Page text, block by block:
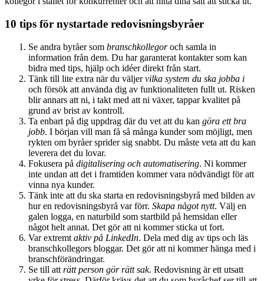
10 tips för nystartade redovisningsbyråer
Se andra byråer som branschkollegoroch samla in
information från dem. Du har garanterat kontakter som kan
bidra med tips, hjälp och idéer direkt från start.
Tänk till lite extra när du väljervilka system du ska jobba i
och försök att använda dig av funktionaliteten fullt ut. Risken
blir annars att ni, i takt med att ni växer, tappar kvalitet på
grund av brist av kontroll.
Ta enbart på dig uppdrag där du vet att du kan göra ett bra
jobb. I början vill man få så många kunder som möjligt, men
rykten om byråer sprider sig snabbt. Du måste veta att du kan
leverera det du lovar.
Fokusera på digitalisering och automatisering. Ni kommer
inte undan att det i framtiden kommer vara nödvändigt för att
vinna nya kunder.
Tänk inte att du ska starta en redovisningsbyrå med bilden av
hur en redovisningsbyrå var förr. Skapa något nytt. Välj en
galen logga, en naturbild som startbild på hemsidan eller
något helt annat. Det gör att ni kommer sticka ut fort.
Var extremt aktiv på LinkedIn. Dela med dig av tips och läs
branschkollegors bloggar. Det gör att ni kommer hänga med i
branschförändringar.
Se till att rätt person gör rätt sak. Redovisning är ett utsatt